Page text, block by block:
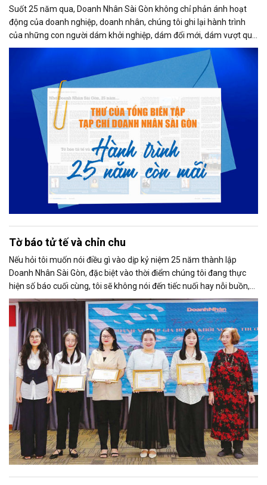
Suốt 25 năm qua, Doanh Nhân Sài Gòn không chỉ phản ánh hoạt
động của doanh nghiệp, doanh nhân, chúng tôi ghi lại hành trình
của những con người dám khởi nghiệp, dám đổi mới, dám vượt qua
thất bại để tạo dựng giá trị cho xã hội...
Tờ báo tử tế và chỉn chu
Nếu hỏi tôi muốn nói điều gì vào dịp kỷ niệm 25 năm thành lập
Doanh Nhân Sài Gòn, đặc biệt vào thời điểm chúng tôi đang thực
hiện số báo cuối cùng, tôi sẽ không nói đến tiếc nuối hay nỗi buồn,
thay vào đó là niềm tự hào. Bởi khi nghĩ về Doanh Nhân Sài Gòn, tôi
luôn nghĩ đó là một tờ báo “tử tế, chỉn chu”. Những điều tưởng như
rất bình thường ấy đã nuôi dưỡng tôi suốt 25 năm làm nghề. Và có
lẽ sẽ còn theo tôi đến hết cuộc đời cầm bút.